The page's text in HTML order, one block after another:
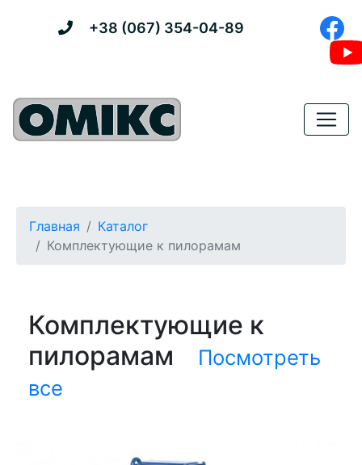
+38 (067) 354-04-89
Главная
Каталог
Комплектующие к пилорамам
Комплектующие к
пилорамам
Посмотреть
все